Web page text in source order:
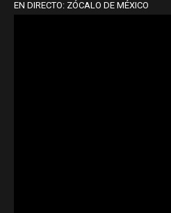
EN DIRECTO: ZÓCALO DE MÉXICO